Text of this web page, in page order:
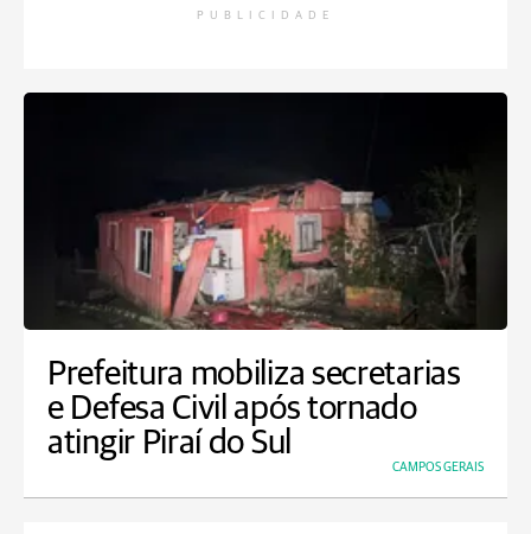
PUBLICIDADE
Prefeitura mobiliza secretarias
e Defesa Civil após tornado
atingir Piraí do Sul
CAMPOS GERAIS